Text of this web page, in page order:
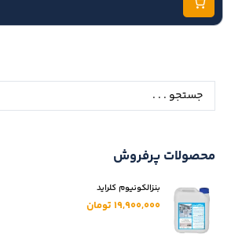
محصولات پرفروش
19,900,000 تومان